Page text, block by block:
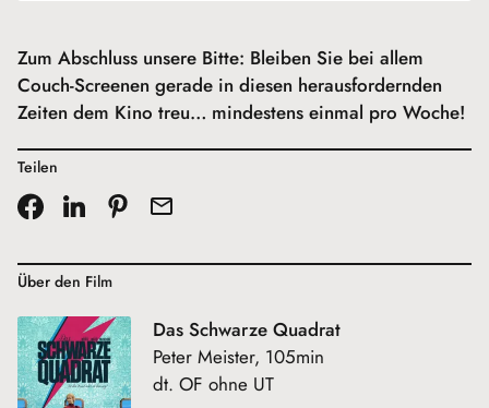
Zum Abschluss unsere Bitte: Bleiben Sie bei allem
Couch-Screenen gerade in diesen herausfordernden
Zeiten dem Kino treu… mindestens einmal pro Woche!
Teilen
Über den Film
Das Schwarze Quadrat
Peter Meister, 105min
dt. OF ohne UT